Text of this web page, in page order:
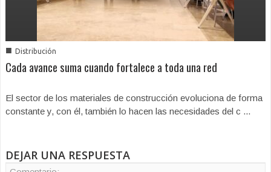
■ Distribución
Cada avance suma cuando fortalece a toda una red
El sector de los materiales de construcción evoluciona de forma
constante y, con él, también lo hacen las necesidades del c ...
DEJAR UNA RESPUESTA